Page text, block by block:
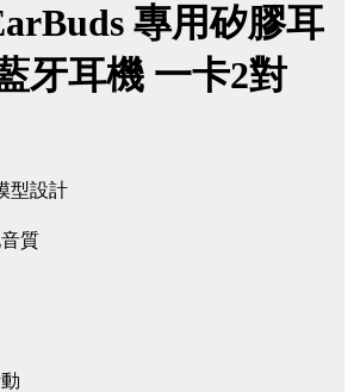
專用矽膠耳
牙耳機 一卡2對
型設計
質